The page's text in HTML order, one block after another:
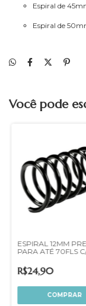
Espiral de
Espiral de
Você pode
ESPIRAL 12MM
PARA ATÉ 70FLS
R$24,90